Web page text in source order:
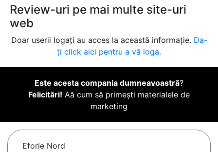
Review-uri pe mai multe site-uri
web
Doar userii logați au acces la această informație. Da-
ți click aici pentru a vă loga.
Este acesta compania dumneavoastră?
Felicitări! Aă cum să primești materialele de
marketing
Eforie Nord